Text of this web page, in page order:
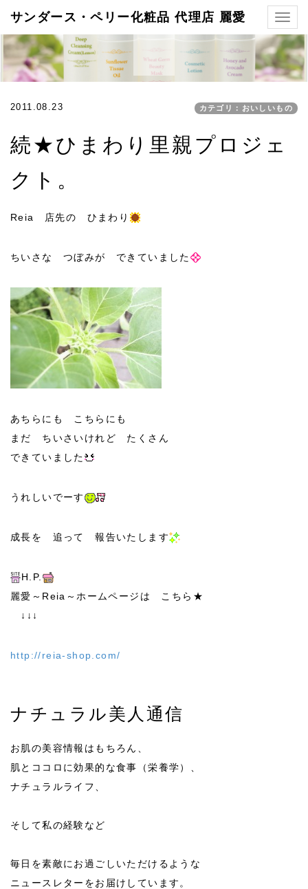
サンダース・ペリー化粧品 代理店 麗愛
2011.08.23 カテゴリ：おいしいもの
続★ひまわり里親プロジェ
クト。
Reia 店先の ひまわり
ちいさな つぼみが できていました
あちらにも こちらにも
まだ ちいさいけれど たくさん
できていました
うれしいでーす
成長を 追って 報告いたします
H.P.
麗愛～Reia～ホームページは こちら★
↓↓↓
http://reia-shop.com/
ナチュラル美人通信
お肌の美容情報はもちろん、
肌とココロに効果的な食事（栄養学）、
ナチュラルライフ、
そして私の経験など
毎日を素敵にお過ごしいただけるような
ニュースレターをお届けしています。